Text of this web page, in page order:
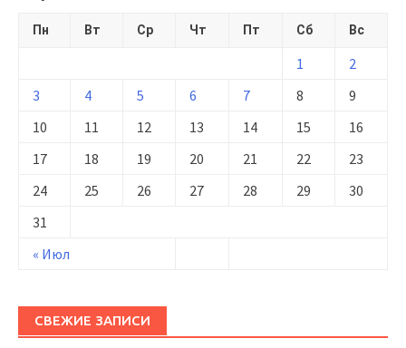
Пн Вт Ср Чт Пт Сб Вс
« Июл
1
2
3
4 5 6 7 8
9
10
11 12 13 14 15
16
17
18 19 20 21 22
23
24
25 26 27 28 29
30
31
СВЕЖИЕ ЗАПИСИ